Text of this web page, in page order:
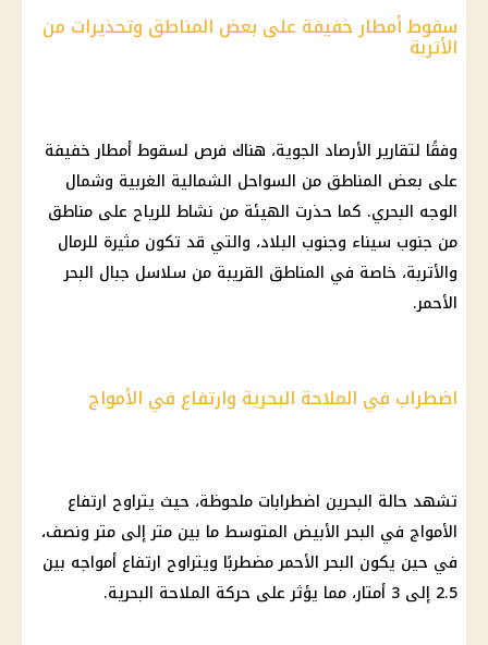
سقوط أمطار خفيفة على بعض المناطق وتحذيرات من
الأتربة
وفقًا لتقارير الأرصاد الجوية، هناك فرص لسقوط أمطار خفيفة
على بعض المناطق من السواحل الشمالية الغربية وشمال
الوجه البحري. كما حذرت الهيئة من نشاط للرياح على مناطق
من جنوب سيناء وجنوب البلاد، والتي قد تكون مثيرة للرمال
والأتربة، خاصة في المناطق القريبة من سلاسل جبال البحر
الأحمر.
اضطراب في الملاحة البحرية وارتفاع في الأمواج
تشهد حالة البحرين اضطرابات ملحوظة، حيث يتراوح ارتفاع
الأمواج في البحر الأبيض المتوسط ما بين متر إلى متر ونصف،
في حين يكون البحر الأحمر مضطربًا ويتراوح ارتفاع أمواجه بين
2.5 إلى 3 أمتار، مما يؤثر على حركة الملاحة البحرية.